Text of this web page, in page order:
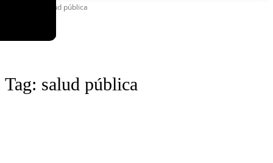
Salud pública
Tag: salud pública